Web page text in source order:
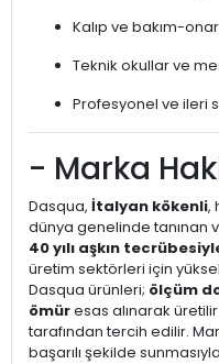
Kalıp ve bakım-
Teknik okullar ve
Profesyonel ve ileri
- Marka
Dasqua, İtalyan kökenli,
dünya genelinde tanınan
40 yılı aşkın
üretim sektörleri için
Dasqua ürünleri; ölçüm
ömüresas alınarak
tarafından tercih edilir.
başarılı şekilde